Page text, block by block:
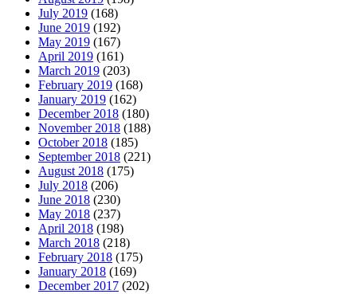
July 2019 (168)
June 2019 (192)
May 2019 (167)
April 2019 (161)
March 2019 (203)
February 2019 (168)
January 2019 (162)
December 2018 (180)
November 2018 (188)
October 2018 (185)
September 2018 (221)
August 2018 (175)
July 2018 (206)
June 2018 (230)
May 2018 (237)
April 2018 (198)
March 2018 (218)
February 2018 (175)
January 2018 (169)
December 2017 (202)